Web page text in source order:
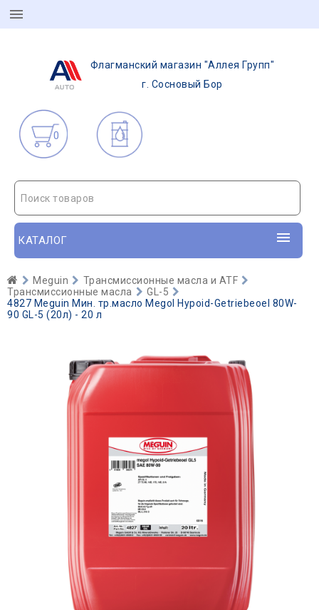
Флагманский магазин "Аллея Групп"
г. Сосновый Бор
0
Поиск товаров
КАТАЛОГ
Meguin
Трансмиссионные масла и ATF
Трансмиссионные масла
GL-5
4827 Meguin Мин. тр.масло Megol Hypoid-Getriebeoel 80W-
90 GL-5 (20л) - 20 л